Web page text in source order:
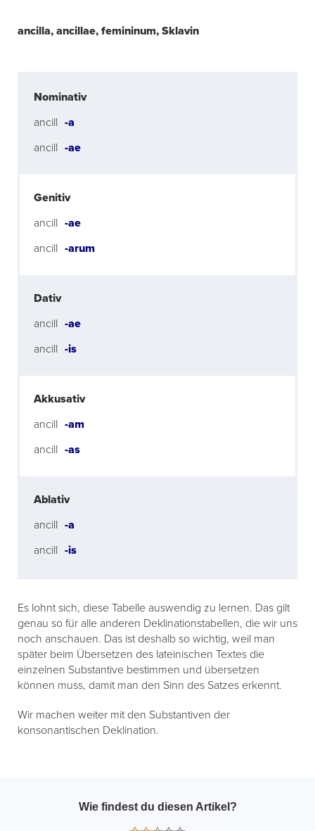
ancilla, ancillae, femininum, Sklavin
Nominativ
ancill -a
ancill -ae
Genitiv
ancill -ae
ancill -arum
Dativ
ancill -ae
ancill -is
Akkusativ
ancill -am
ancill -as
Ablativ
ancill -a
ancill -is
Es lohnt sich, diese Tabelle auswendig zu lernen. Das gilt
genau so für alle anderen Deklinationstabellen, die wir uns
noch anschauen. Das ist deshalb so wichtig, weil man
später beim Übersetzen des lateinischen Textes die
einzelnen Substantive bestimmen und übersetzen
können muss, damit man den Sinn des Satzes erkennt.
Wir machen weiter mit den Substantiven der
konsonantischen Deklination.
Wie findest du diesen Artikel?